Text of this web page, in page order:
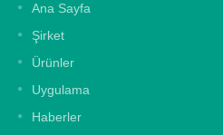
Ana Sayfa
Şirket
Ürünler
Uygulama
Haberler